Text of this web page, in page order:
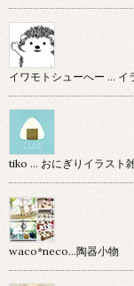
イワモトシューへー … イ
tiko … おにぎりイラスト
waco*neco...陶器小物